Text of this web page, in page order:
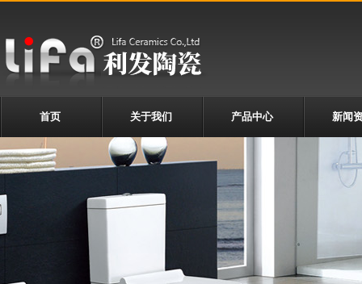
首页 关于我们 产品中心 新闻